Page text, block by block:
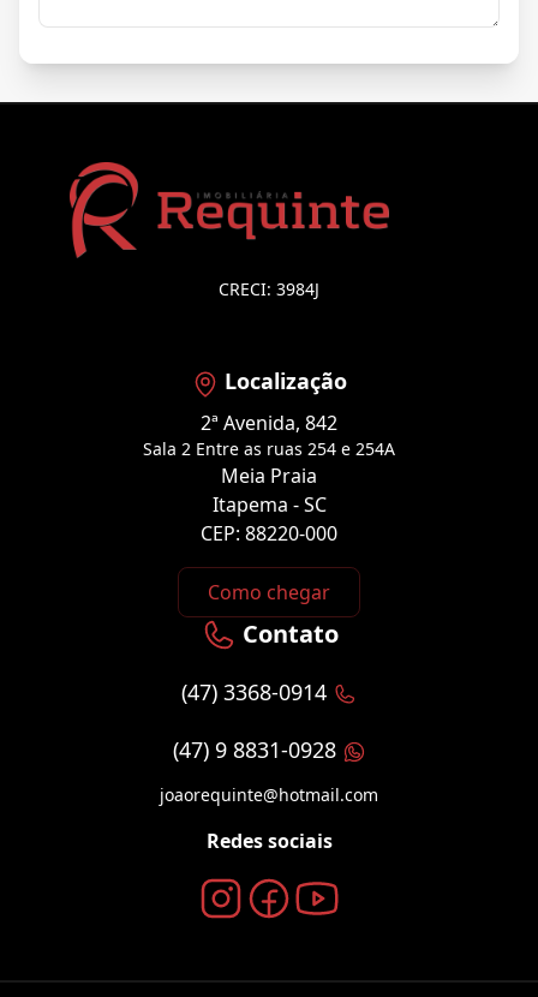
CRECI: 3984J
Localização
2ª Avenida, 842
Sala 2 Entre as ruas 254 e 254A
Meia Praia
Itapema - SC
CEP: 88220-000
Como chegar
Contato
(47) 3368-0914
(47) 9 8831-0928
joaorequinte@hotmail.com
Redes sociais